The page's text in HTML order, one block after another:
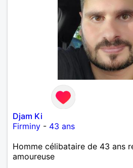
Djam Ki
Firminy - 43 ans
Homme célibataire de 43 ans
amoureuse